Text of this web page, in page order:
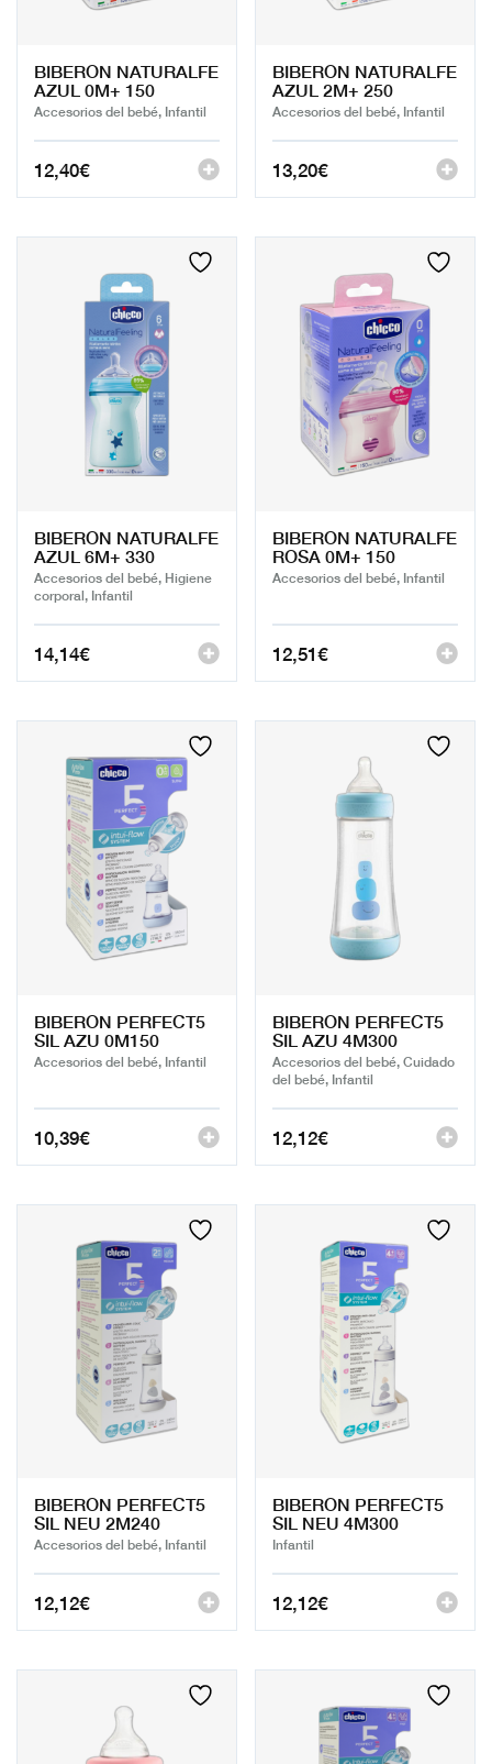
BIBERON NATURALFE
AZUL 0M+ 150
Accesorios del bebé, Infantil
12,40€
BIBERON NATURALFE
AZUL 2M+ 250
Accesorios del bebé, Infantil
13,20€
BIBERON NATURALFE
AZUL 6M+ 330
Accesorios del bebé, Higiene
corporal, Infantil
14,14€
BIBERON NATURALFE
ROSA 0M+ 150
Accesorios del bebé, Infantil
12,51€
BIBERON PERFECT5
SIL AZU 0M150
Accesorios del bebé, Infantil
10,39€
BIBERON PERFECT5
SIL AZU 4M300
Accesorios del bebé, Cuidado
del bebé, Infantil
12,12€
BIBERON PERFECT5
SIL NEU 2M240
Accesorios del bebé, Infantil
12,12€
BIBERON PERFECT5
SIL NEU 4M300
Infantil
12,12€